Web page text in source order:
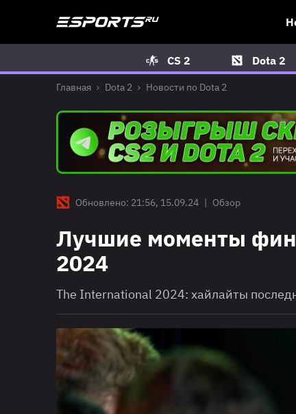
CS 2 Dota 2
Главная Dota 2 Новости по Dota 2
Обновлено: 21:56, 15.09.24 | Обзор
Лучшие моменты
2024
The International 2024: хайлайты